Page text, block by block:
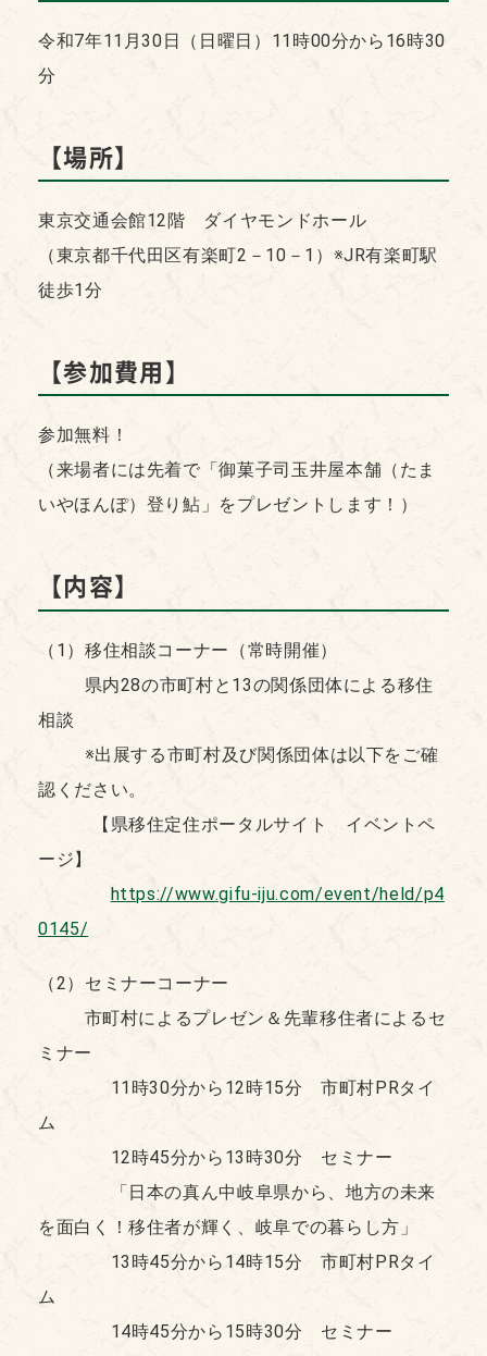
令和7年11月30日（日曜日）11時00分から16時30
分
【場所】
東京交通会館12階 ダイヤモンドホール
（東京都千代田区有楽町2－10－1）※JR有楽町駅
徒歩1分
【参加費用】
参加無料！​
（来場者には先着で「御菓子司玉井屋本舗（たま
いやほんぽ）登り鮎」をプレゼントします！）
【内容】
（1）移住相談コーナー（常時開催）
県内28の市町村と13の関係団体による移住
相談
※出展する市町村及び関係団体は以下をご確
認ください。 ​
【県移住定住ポータルサイト イベントペ
ージ】
https://www.gifu-iju.com/event/held/p4
0145/
（2）セミナーコーナー
市町村によるプレゼン＆先輩移住者によるセ
ミナー
11時30分から12時15分 市町村PRタイ
ム
12時45分から13時30分 セミナー
「日本の真ん中岐阜県から、地方の未来
を面白く！移住者が輝く、岐阜での暮らし方」
13時45分から14時15分 市町村PRタイ
ム
14時45分から15時30分 セミナー